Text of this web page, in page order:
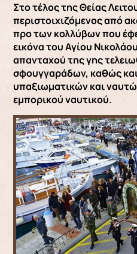
Στο τέλος της Θείας
περιστοιχιζόμενος από
προ των κολλύβων που
εικόνα του Αγίου
απανταχού της γης
σφουγγαράδων, καθώς
υπαξιωματικών και
εμπορικού ναυτικού.